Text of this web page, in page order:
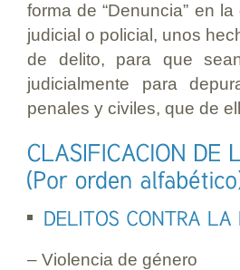
forma de “Denuncia” en
judicial o policial, unos
de delito, para que
judicialmente para
penales y civiles, que de
– Violencia de género